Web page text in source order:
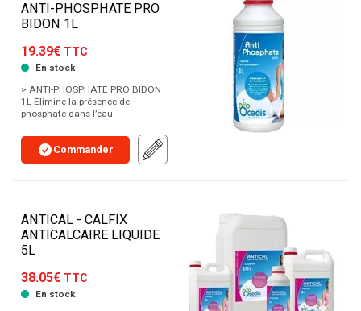
ANTI-PHOSPHATE PRO
BIDON 1L
19.39€ TTC
En stock
> ANTI-PHOSPHATE PRO BIDON
1L Élimine la présence de
phosphate dans l’eau
Commander
ANTICAL - CALFIX
ANTICALCAIRE LIQUIDE
5L
38.05€ TTC
En stock